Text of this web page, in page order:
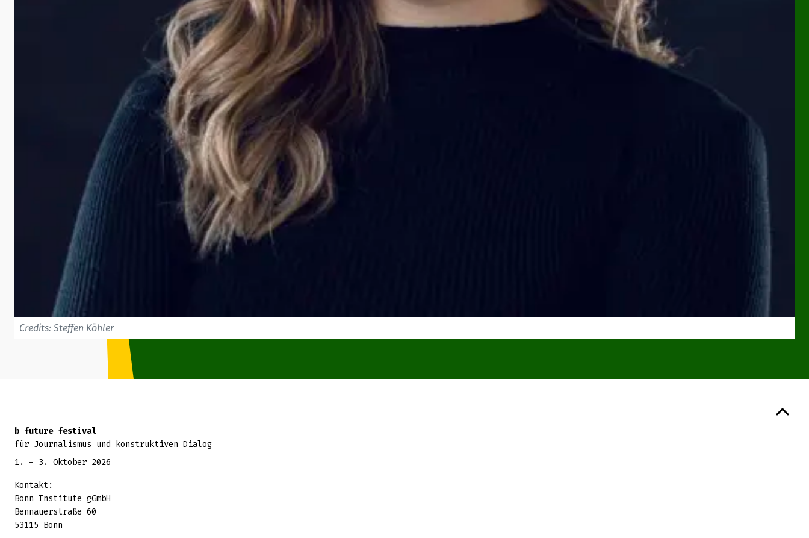
Credits: Steffen Köhler
b future festival
für Journalismus und konstruktiven Dialog
1. - 3. Oktober 2026
Kontakt:
Bonn Institute gGmbH
Bennauerstraße 60
53115 Bonn